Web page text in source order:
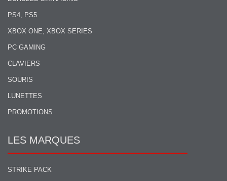
PS4, PS5
XBOX ONE, XBOX SERIES
PC GAMING
CLAVIERS
SOURIS
LUNETTES
PROMOTIONS
LES MARQUES
STRIKE PACK